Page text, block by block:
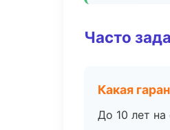
Часто
Какая
До 10 лет